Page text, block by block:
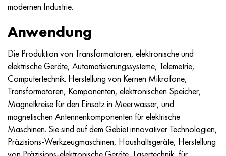
modernen Industrie.
Anwendung
Die Produktion von Transformatoren, elektronische und
elektrische Geräte, Automatisierungssysteme, Telemetrie,
Computertechnik. Herstellung von Kernen Mikrofone,
Transformatoren, Komponenten, elektronischen Speicher,
Magnetkreise für den Einsatz in Meerwasser, und
magnetischen Antennenkomponenten für elektrische
Maschinen. Sie sind auf dem Gebiet innovativer Technologien,
Präzisions-Werkzeugmaschinen, Haushaltsgeräte, Herstellung